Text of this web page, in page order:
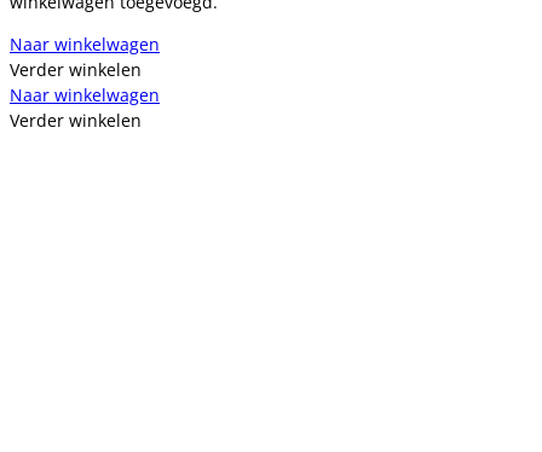
Naar winkelwagen
Verder winkelen
Naar winkelwagen
Verder winkelen